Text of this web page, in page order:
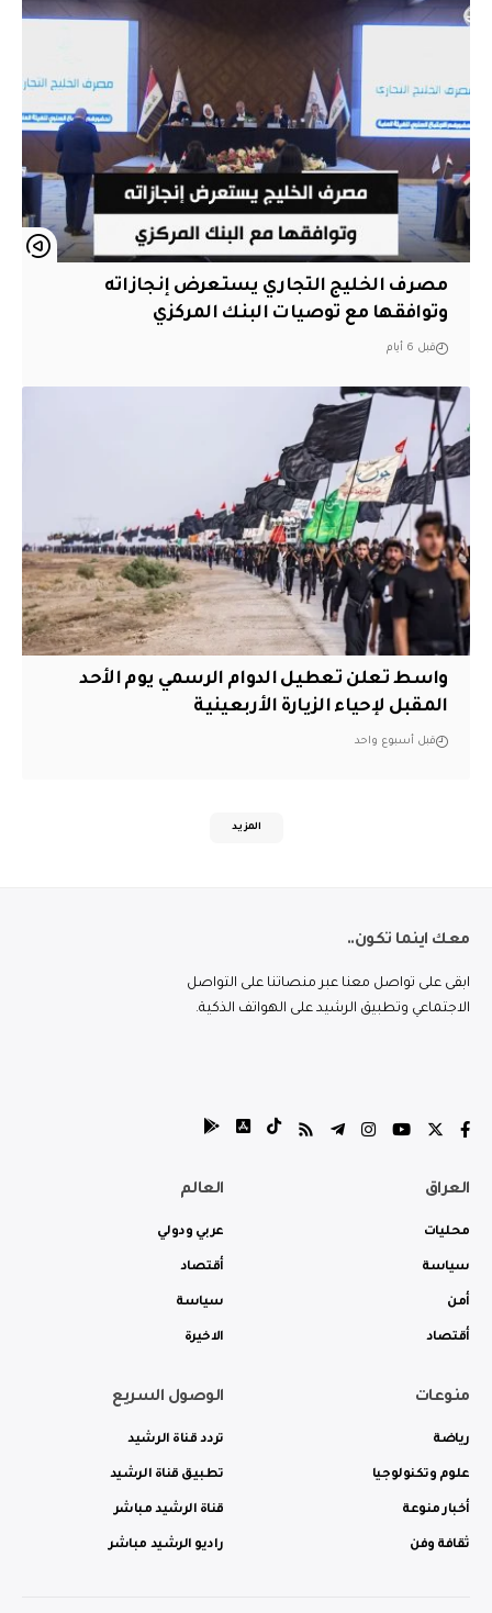
مصرف الخليج التجاري يستعرض إنجازاته
وتوافقها مع توصيات البنك المركزي
قبل 6 أيام
واسط تعلن تعطيل الدوام الرسمي يوم الأحد
المقبل لإحياء الزيارة الأربعينية
قبل أسبوع واحد
المزيد
معك اينما تكون..
ابقى على تواصل معنا عبر منصاتنا على التواصل
الاجتماعي وتطبيق الرشيد على الهواتف الذكية.
العراق
محليات
سياسة
أمن
أقتصاد
العالم
عربي ودولي
أقتصاد
سياسة
الاخيرة
منوعات
رياضة
علوم وتكنولوجيا
أخبار منوعة
ثقافة وفن
الوصول السريع
تردد قناة الرشيد
تطبيق قناة الرشيد
قناة الرشيد مباشر
راديو الرشيد مباشر